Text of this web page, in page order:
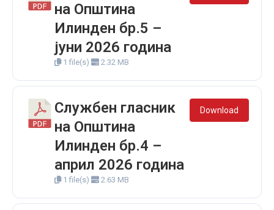
на Општина
Илинден бр.5 –
јуни 2026 година
1 file(s) 2.32 MB
Службен гласник
на Општина
Илинден бр.4 –
април 2026 година
1 file(s) 2.63 MB
Download